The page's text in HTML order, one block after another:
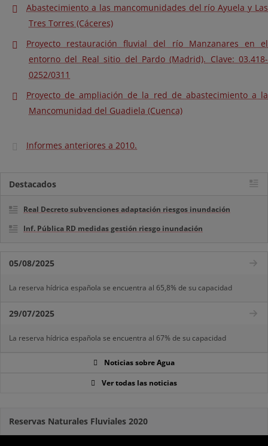
Abastecimiento a las mancomunidades del río Ayuela y Las
Tres Torres (Cáceres)
Proyecto restauración fluvial del río Manzanares en el
entorno del Real sitio del Pardo (Madrid). Clave: 03.418-
0252/0311
Proyecto de ampliación de la red de abastecimiento a la
Mancomunidad del Guadiela (Cuenca)
Informes anteriores a 2010.
Destacados
Real Decreto subvenciones adaptación riesgos inundación
Inf. Pública RD medidas gestión riesgo inundación
05/08/2025
La reserva hídrica española se encuentra al 65,8% de su capacidad
29/07/2025
La reserva hídrica española se encuentra al 67% de su capacidad
Noticias sobre Agua
Ver todas las noticias
Reservas Naturales Fluviales 2020